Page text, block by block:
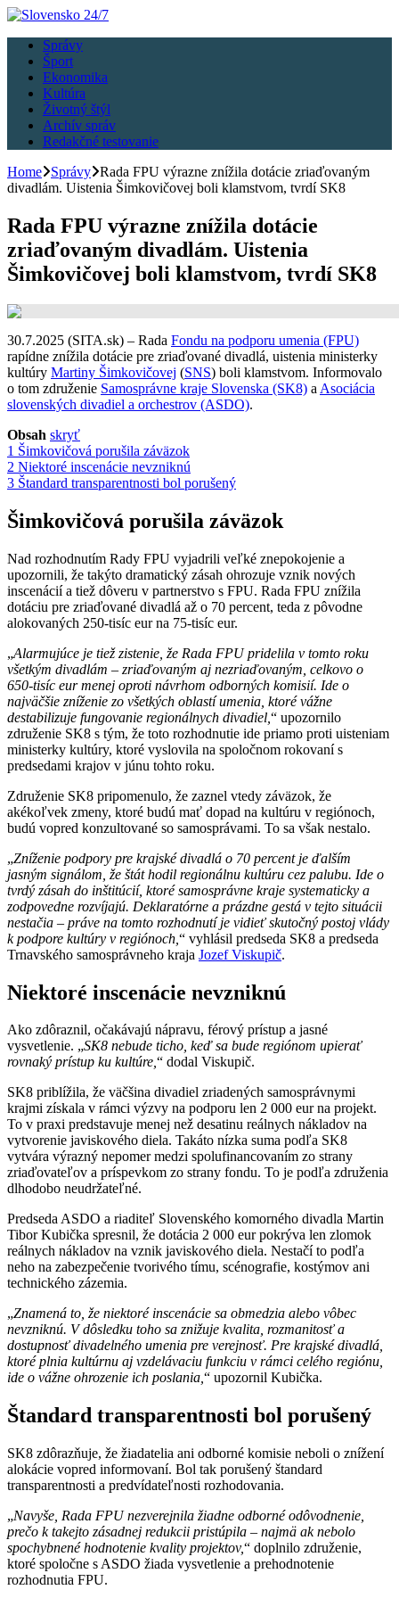
Správy
Šport
Ekonomika
Kultúra
Životný štýl
Archív správ
Redakčné testovanie
Home
Správy Rada FPU výrazne znížila dotácie zriaďovaným
divadlám. Uistenia Šimkovičovej boli klamstvom, tvrdí SK8
Rada FPU výrazne znížila dotácie
zriaďovaným divadlám. Uistenia
Šimkovičovej boli klamstvom, tvrdí SK8
30.7.2025 (SITA.sk) – Rada Fondu na podporu umenia (FPU)
rapídne znížila dotácie pre zriaďované divadlá, uistenia ministerky
kultúry Martiny Šimkovičovej (SNS) boli klamstvom. Informovalo
o tom združenie Samosprávne kraje Slovenska (SK8) a Asociácia
slovenských divadiel a orchestrov (ASDO).
Obsah skryť
1 Šimkovičová porušila záväzok
2 Niektoré inscenácie nevzniknú
3 Štandard transparentnosti bol porušený
Šimkovičová porušila záväzok
Nad rozhodnutím Rady FPU vyjadrili veľké znepokojenie a
upozornili, že takýto dramatický zásah ohrozuje vznik nových
inscenácií a tiež dôveru v partnerstvo s FPU. Rada FPU znížila
dotáciu pre zriaďované divadlá až o 70 percent, teda z pôvodne
alokovaných 250-tisíc eur na 75-tisíc eur.
„Alarmujúce je tiež zistenie, že Rada FPU pridelila v tomto roku
všetkým divadlám – zriaďovaným aj nezriaďovaným, celkovo o
650-tisíc eur menej oproti návrhom odborných komisií. Ide o
najväčšie zníženie zo všetkých oblastí umenia, ktoré vážne
destabilizuje fungovanie regionálnych divadiel, “ upozornilo
združenie SK8 s tým, že toto rozhodnutie ide priamo proti uisteniam
ministerky kultúry, ktoré vyslovila na spoločnom rokovaní s
predsedami krajov v júnu tohto roku.
Združenie SK8 pripomenulo, že zaznel vtedy záväzok, že
akékoľvek zmeny, ktoré budú mať dopad na kultúru v regiónoch,
budú vopred konzultované so samosprávami. To sa však nestalo.
„Zníženie podpory pre krajské divadlá o 70 percent je ďalším
jasným signálom, že štát hodil regionálnu kultúru cez palubu. Ide o
tvrdý zásah do inštitúcií, ktoré samosprávne kraje systematicky a
zodpovedne rozvíjajú. Deklaratórne a prázdne gestá v tejto situácii
nestačia – práve na tomto rozhodnutí je vidieť skutočný postoj vlády
k podpore kultúry v regiónoch, “ vyhlásil predseda SK8 a predseda
Trnavského samosprávneho kraja Jozef Viskupič.
Niektoré inscenácie nevzniknú
Ako zdôraznil, očakávajú nápravu, férový prístup a jasné
vysvetlenie. „SK8 nebude ticho, keď sa bude regiónom upierať
rovnaký prístup ku kultúre,“ dodal Viskupič.
SK8 priblížila, že väčšina divadiel zriadených samosprávnymi
krajmi získala v rámci výzvy na podporu len 2 000 eur na projekt.
To v praxi predstavuje menej než desatinu reálnych nákladov na
vytvorenie javiskového diela. Takáto nízka suma podľa SK8
vytvára výrazný nepomer medzi spolufinancovaním zo strany
zriaďovateľov a príspevkom zo strany fondu. To je podľa združenia
dlhodobo neudržateľné.
Predseda ASDO a riaditeľ Slovenského komorného divadla Martin
Tibor Kubička spresnil, že dotácia 2 000 eur pokrýva len zlomok
reálnych nákladov na vznik javiskového diela. Nestačí to podľa
neho na zabezpečenie tvorivého tímu, scénografie, kostýmov ani
technického zázemia.
„Znamená to, že niektoré inscenácie sa obmedzia alebo vôbec
nevzniknú. V dôsledku toho sa znižuje kvalita, rozmanitosť a
dostupnosť divadelného umenia pre verejnosť. Pre krajské divadlá,
ktoré plnia kultúrnu aj vzdelávaciu funkciu v rámci celého regiónu,
ide o vážne ohrozenie ich poslania,“ upozornil Kubička.
Štandard transparentnosti bol porušený
SK8 zdôrazňuje, že žiadatelia ani odborné komisie neboli o znížení
alokácie vopred informovaní. Bol tak porušený štandard
transparentnosti a predvídateľnosti rozhodovania.
„Navyše, Rada FPU nezverejnila žiadne odborné odôvodnenie,
prečo k takejto zásadnej redukcii pristúpila – najmä ak nebolo
spochybnené hodnotenie kvality projektov,“ doplnilo združenie,
ktoré spoločne s ASDO žiada vysvetlenie a prehodnotenie
rozhodnutia FPU.